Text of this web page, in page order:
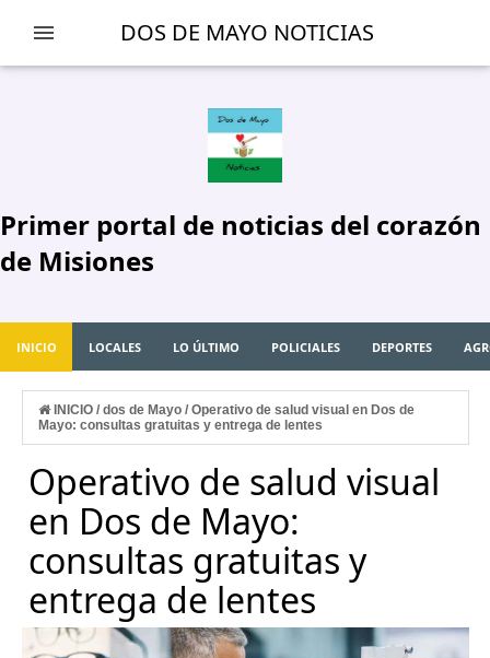
DOS DE MAYO NOTICIAS
Primer portal de noticias del corazón
de Misiones
INICIO LOCALES LO ÚLTIMO POLICIALES DEPORTES
INICIO / dos de Mayo / Operativo de salud visual en Dos de
Mayo: consultas gratuitas y entrega de lentes
Operativo de salud visual
en Dos de Mayo:
consultas gratuitas y
entrega de lentes